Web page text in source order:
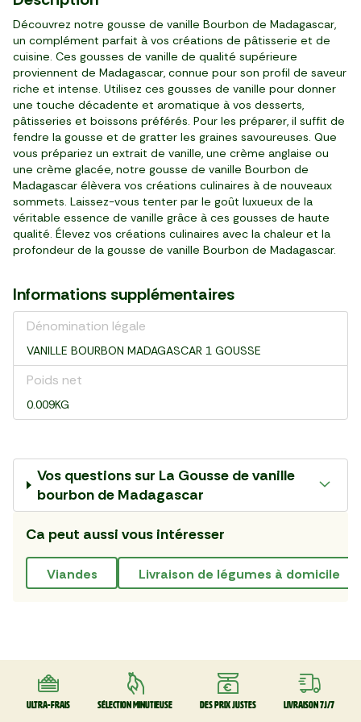
Découvrez notre gousse de vanille Bourbon de Madagascar,
un complément parfait à vos créations de pâtisserie et de
cuisine. Ces gousses de vanille de qualité supérieure
proviennent de Madagascar, connue pour son profil de saveur
riche et intense. Utilisez ces gousses de vanille pour donner
une touche décadente et aromatique à vos desserts,
pâtisseries et boissons préférés. Pour les préparer, il suffit de
fendre la gousse et de gratter les graines savoureuses. Que
vous prépariez un extrait de vanille, une crème anglaise ou
une crème glacée, notre gousse de vanille Bourbon de
Madagascar élèvera vos créations culinaires à de nouveaux
sommets. Laissez-vous tenter par le goût luxueux de la
véritable essence de vanille grâce à ces gousses de haute
qualité. Élevez vos créations culinaires avec la chaleur et la
profondeur de la gousse de vanille Bourbon de Madagascar.
Informations supplémentaires
Dénomination légale
VANILLE BOURBON MADAGASCAR 1 GOUSSE
Poids net
0.009KG
Vos questions sur La Gousse de vanille
bourbon de Madagascar
Ca peut aussi vous intéresser
viandes livraison de légumes à domicile
Ultra-frais Sélection minutieuse Des prix justes Livraison 7J/7